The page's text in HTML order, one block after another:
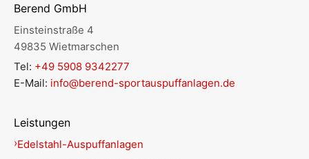
Berend GmbH
Einsteinstraße 4
49835 Wietmarschen
Tel: +49 5908 9342277
E-Mail: info@berend-sportauspuffanlagen.de
Leistungen
Edelstahl-Auspuffanlagen